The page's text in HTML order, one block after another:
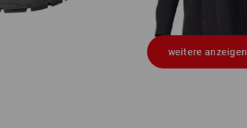
weitere anzeigen